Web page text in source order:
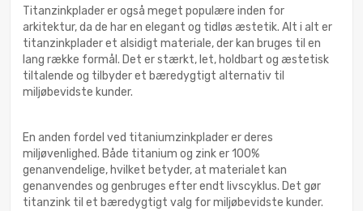
Titanzinkplader er også meget populære inden for
arkitektur, da de har en elegant og tidløs æstetik. Alt i alt er
titanzinkplader et alsidigt materiale, der kan bruges til en
lang række formål. Det er stærkt, let, holdbart og æstetisk
tiltalende og tilbyder et bæredygtigt alternativ til
miljøbevidste kunder.
En anden fordel ved titaniumzinkplader er deres
miljøvenlighed. Både titanium og zink er 100%
genanvendelige, hvilket betyder, at materialet kan
genanvendes og genbruges efter endt livscyklus. Det gør
titanzink til et bæredygtigt valg for miljøbevidste kunder.